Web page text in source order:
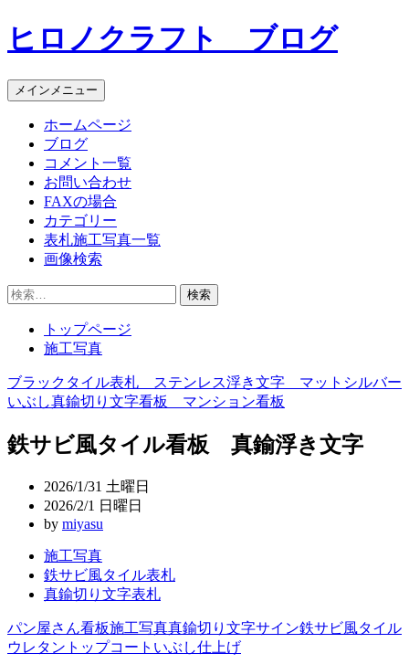
コ
ン
ン
ツ
ヒロノクラフト ブログ
メインメニュー
ホームページ
ブログ
コメント一覧
お問い合わせ
FAXの場合
カテゴリー
表札施工写真一覧
画像検索
検
トップページ
施工写真
投
稿
ナ
ン
ブラックタイル表札 ステンレス浮き文字 マットシルバー
いぶし真鍮切り文字看板 マンション看板
鉄サビ風タイル看板 真鍮浮き文字
2026/1/31 土曜日
2026/2/1 日曜日
by miyasu
施工写真
鉄サビ風タイル表札
真鍮切り文字表札
パン屋さん看板施工写真真鍮切り文字サイン鉄サビ風タイル
ウレタントップコート いぶし仕上げ